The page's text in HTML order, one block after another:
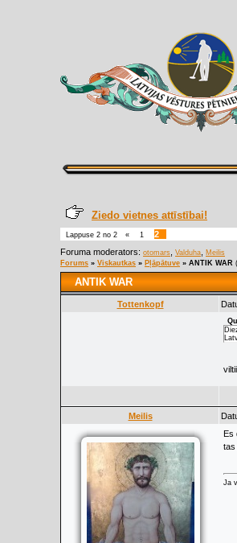
Ziedo vietnes attīstībai!
Lappuse 2 no 2 « 1
2
Foruma moderators: otomars Valduha
Meilis
Forums » Viskautkas » Pļāpātuve » ANTIK WAR
ANTIK WAR
Tottenkopf
Meilis
Es
tas
Ja